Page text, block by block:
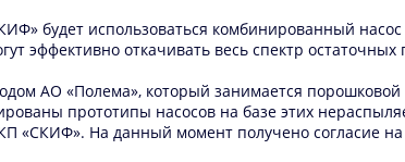
будет использоваться комбинированный
эффективно откачивать весь спектр остаточных
АО «Полема», который занимается
прототипы насосов на базе этих
«СКИФ». На данный момент получено согласие